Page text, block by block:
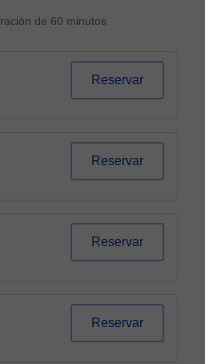
de 60 minutos
Reservar
Reservar
Reservar
Reservar